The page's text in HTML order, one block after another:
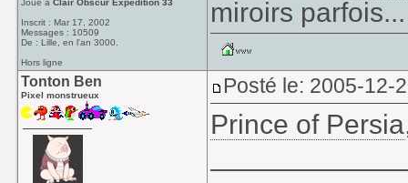
Joue àClair Obscur Expedition 33
Inscrit : Mar 17, 2002
Messages : 10509
De : Lille, en l'an 3000.
Hors ligne
miroirs
Tonton Ben
Pixel monstrueux Posté le: 2005-12-
Prince of Persia